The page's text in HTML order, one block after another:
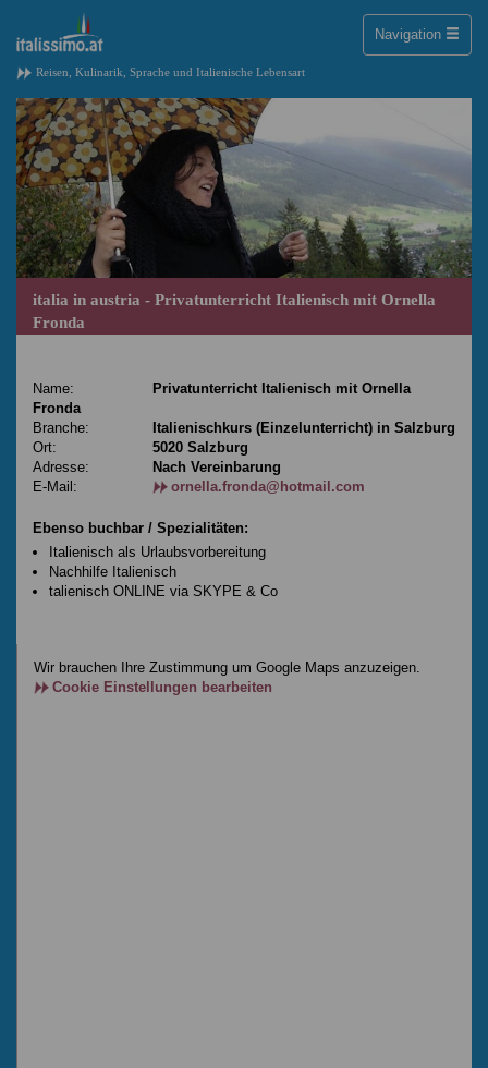
Reisen, Kulinarik, Sprache und Italienische Lebensart
Navigation Toggle
italia in austria - Privatunterricht Italienisch mit Ornella
Fronda
Name:
Privatunterricht Italienisch mit Ornella
Fronda
Branche:
Italienischkurs (Einzelunterricht) in Salzburg
Ort:
5020 Salzburg
Adresse:
Nach Vereinbarung
E-Mail:
ornella.fronda@hotmail.com
Ebenso buchbar / Spezialitäten:
Italienisch als Urlaubsvorbereitung
Nachhilfe Italienisch
talienisch ONLINE via SKYPE & Co
Wir brauchen Ihre Zustimmung um Google Maps anzuzeigen.
Cookie Einstellungen bearbeiten